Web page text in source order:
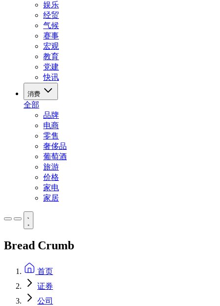
娱乐
经贸
气候
赛事
宏观
教育
党建
快讯
消费
全部
品牌
电商
零售
奢侈品
葡萄酒
旅游
价格
家电
家居
Bread Crumb
首页
证券
公司